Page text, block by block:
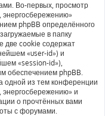
Во-первых, просмотр
phpBB определённого
в папку
две cookie содержат
«user-id») и
«session-id»),
обеспечением phpBB.
одной из тем конференции
и
о прочтённых вами
с форумами.